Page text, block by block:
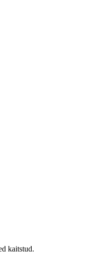
kaitstud.